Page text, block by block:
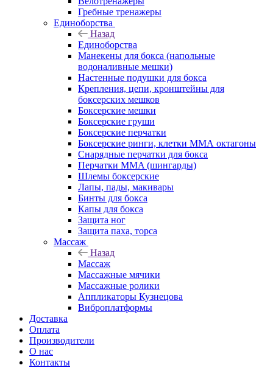
Гребные тренажеры
Единоборства
Назад
Единоборства
Манекены для бокса (напольные
водоналивные мешки)
Настенные подушки для бокса
Крепления, цепи, кронштейны для
боксерских мешков
Боксерские мешки
Боксерские груши
Боксерские перчатки
Боксерские ринги, клетки ММА октагоны
Снарядные перчатки для бокса
Перчатки MMA (шингарды)
Шлемы боксерские
Лапы, пады, макивары
Бинты для бокса
Капы для бокса
Защита ног
Защита паха, торса
Массаж
Назад
Массаж
Массажные мячики
Массажные ролики
Аппликаторы Кузнецова
Виброплатформы
Доставка
Оплата
Производители
О нас
Контакты